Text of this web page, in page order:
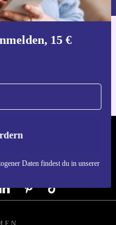
15 €
Daten findest du in unserer
App
- RETHINK NEW.